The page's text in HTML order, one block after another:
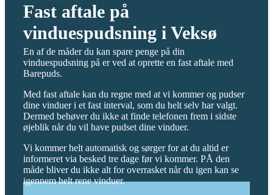
Fast aftale på
vinduespudsning i Veksø
En af de måder du kan spare penge på din
vinduespudsning på er ved at oprette en fast aftale med
Barepuds.
Med fast aftale kan du regne med at vi kommer og pudser
dine vinduer i et fast interval, som du helt selv har valgt.
Dermed behøver du ikke at finde telefonen frem i sidste
øjeblik når du vil have pudset dine vinduer.
Vi kommer helt automatisk og sørger for at du altid er
informeret via besked tre dage før vi kommer. PÅ den
måde bliver du ikke alt for overrasket når du igen kan se
igennem helt rene vinduer.